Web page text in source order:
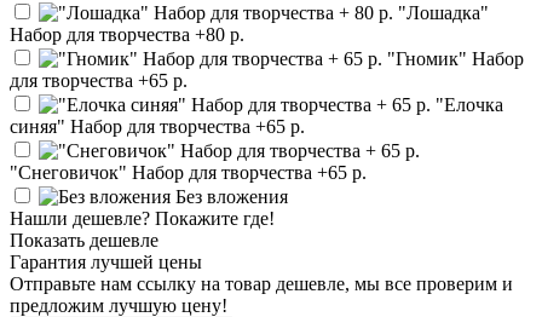
"Лошадка"
Набор для творчества +80 р.
"Гномик" Набор
для творчества +65 р.
"Елочка
синяя" Набор для творчества +65 р.
"Снеговичок" Набор для творчества +65 р.
Без вложения
Нашли дешевле? Покажите где!
Показать дешевле
Гарантия лучшей цены
Отправьте нам ссылку на товар дешевле, мы все проверим и
предложим лучшую цену!